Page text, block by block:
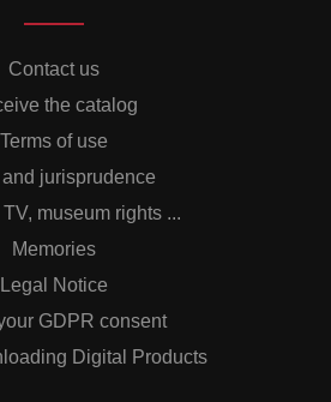
Contact us
the catalog
Terms of use
and jurisprudence
museum rights ...
Memories
Legal Notice
GDPR consent
Digital Products